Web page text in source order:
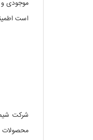
موجودی و
است
شرکت
محصولات